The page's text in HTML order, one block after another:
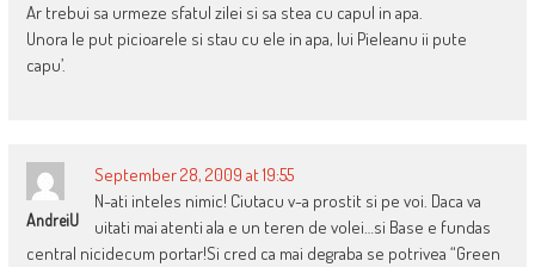
Ar trebui sa urmeze sfatul zilei si sa stea cu capul in apa.
Unora le put picioarele si stau cu ele in apa, lui Pieleanu ii pute
capu’.
AndreiU
September 28, 2009 at 19:55
N-ati inteles nimic! Ciutacu v-a prostit si pe voi. Daca va
uitati mai atenti ala e un teren de volei…si Base e fundas
central nicidecum portar!Si cred ca mai degraba se potrivea “Green